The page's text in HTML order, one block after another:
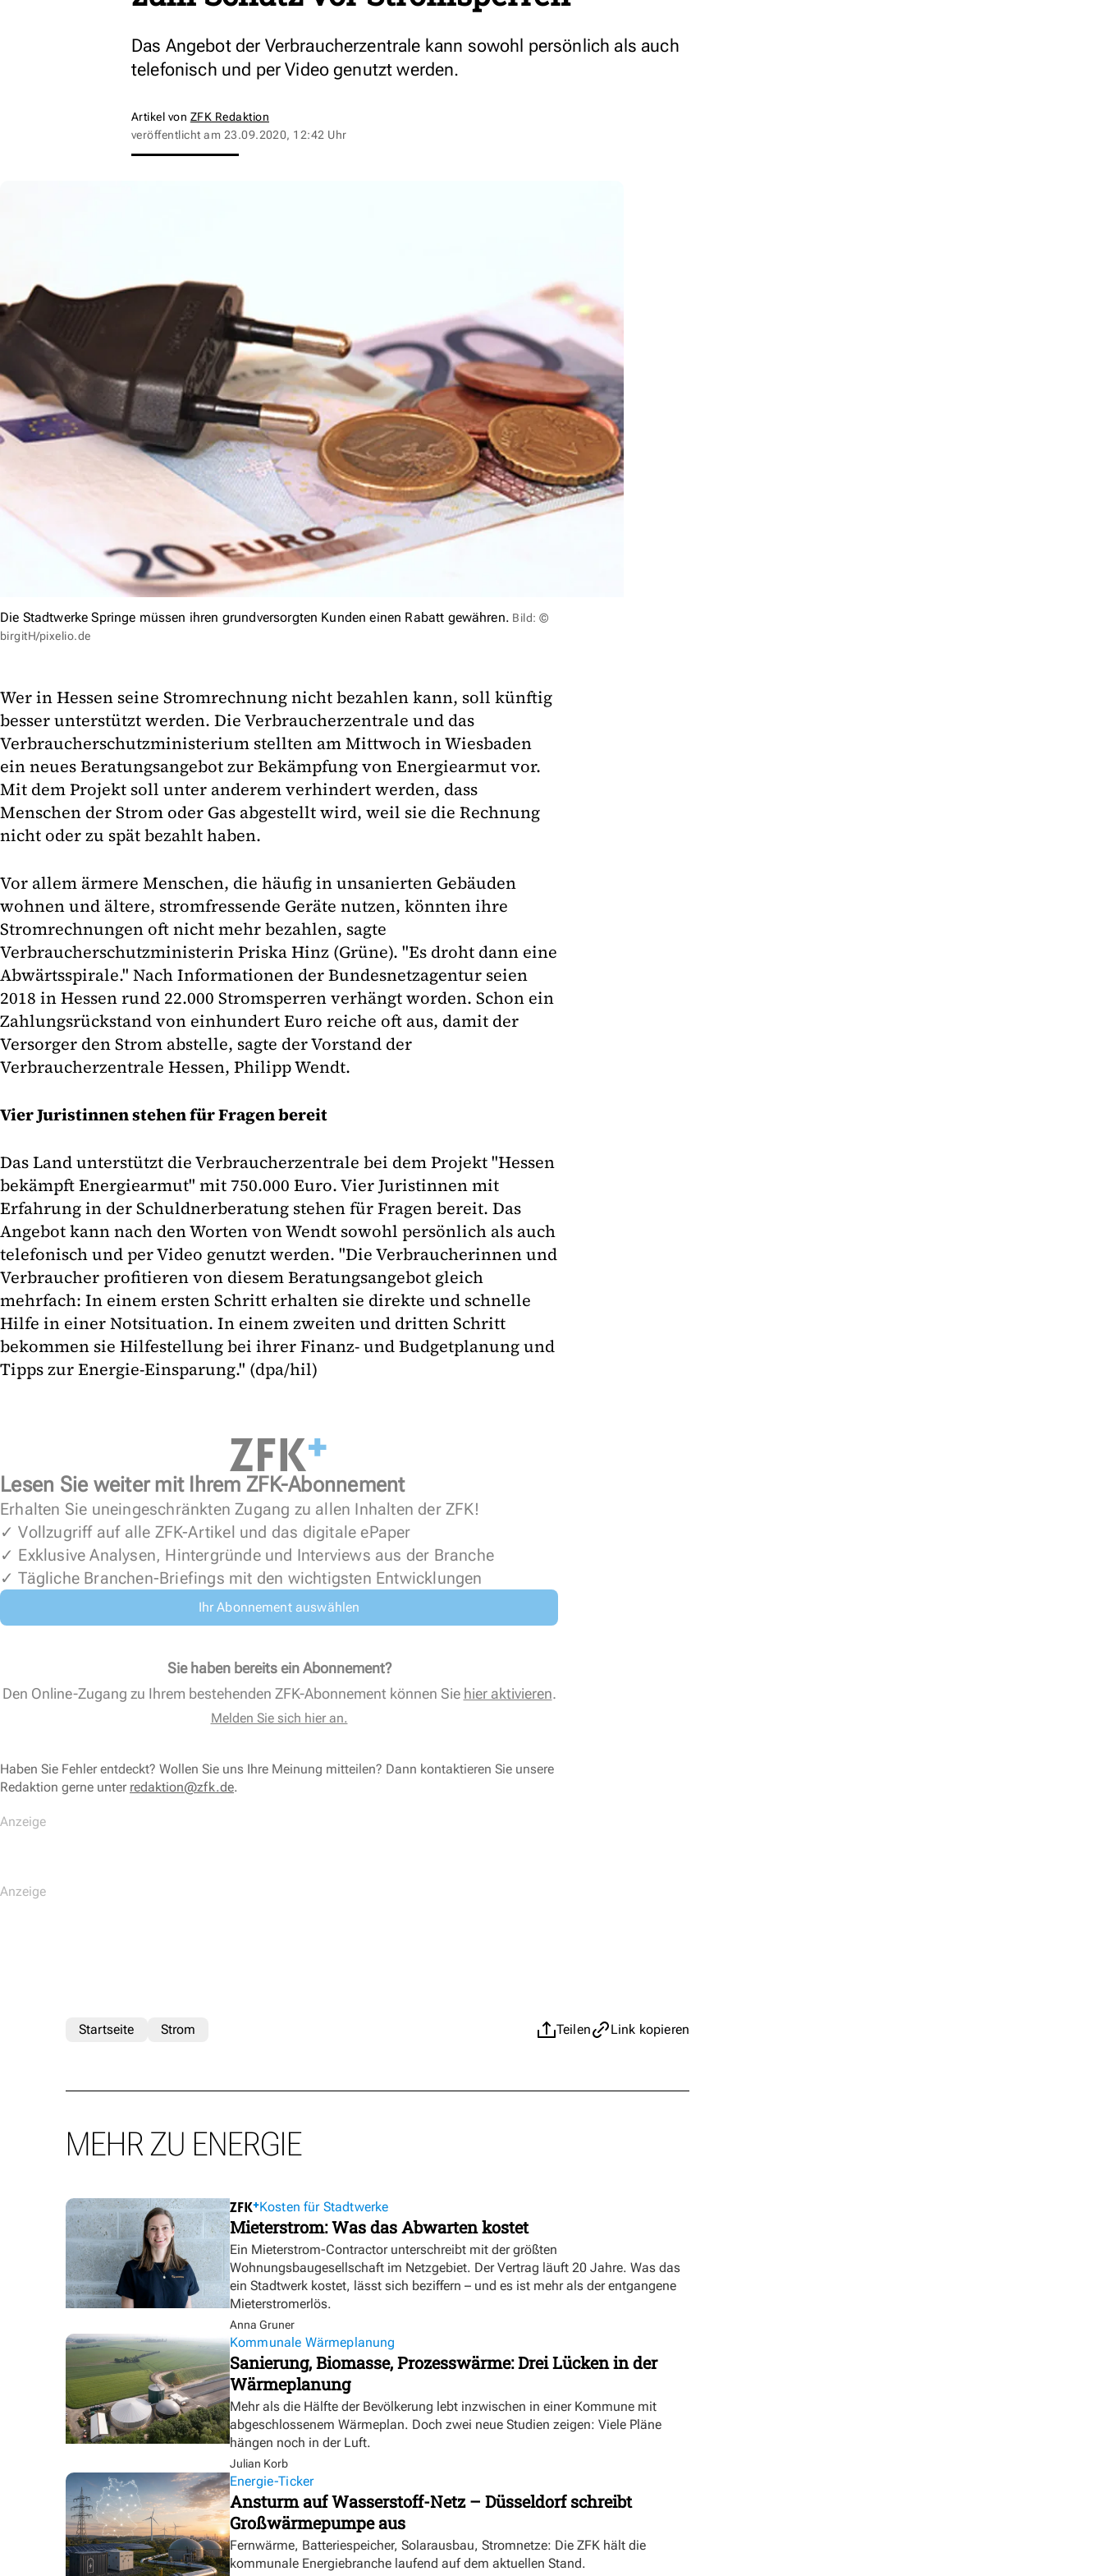
Das Angebot der Verbraucherzentrale kann sowohl persönlich als auch
telefonisch und per Video genutzt werden.
Artikel von ZFK Redaktion
veröffentlicht am 23.09.2020, 12:42 Uhr
Die Stadtwerke Springe müssen ihren grundversorgten Kunden einen Rabatt gewähren. Bild: ©
birgitH/pixelio.de
Wer in Hessen seine Stromrechnung nicht bezahlen kann, soll künftig
besser unterstützt werden. Die Verbraucherzentrale und das
Verbraucherschutzministerium stellten am Mittwoch in Wiesbaden
ein neues Beratungsangebot zur Bekämpfung von Energiearmut vor.
Mit dem Projekt soll unter anderem verhindert werden, dass
Menschen der Strom oder Gas abgestellt wird, weil sie die Rechnung
nicht oder zu spät bezahlt haben.
Vor allem ärmere Menschen, die häufig in unsanierten Gebäuden
wohnen und ältere, stromfressende Geräte nutzen, könnten ihre
Stromrechnungen oft nicht mehr bezahlen, sagte
Verbraucherschutzministerin Priska Hinz (Grüne). "Es droht dann eine
Abwärtsspirale." Nach Informationen der Bundesnetzagentur seien
2018 in Hessen rund 22.000 Stromsperren verhängt worden. Schon ein
Zahlungsrückstand von einhundert Euro reiche oft aus, damit der
Versorger den Strom abstelle, sagte der Vorstand der
Verbraucherzentrale Hessen, Philipp Wendt.
Vier Juristinnen stehen für Fragen bereit
Das Land unterstützt die Verbraucherzentrale bei dem Projekt "Hessen
bekämpft Energiearmut" mit 750.000 Euro. Vier Juristinnen mit
Erfahrung in der Schuldnerberatung stehen für Fragen bereit. Das
Angebot kann nach den Worten von Wendt sowohl persönlich als auch
telefonisch und per Video genutzt werden. "Die Verbraucherinnen und
Verbraucher profitieren von diesem Beratungsangebot gleich
mehrfach: In einem ersten Schritt erhalten sie direkte und schnelle
Hilfe in einer Notsituation. In einem zweiten und dritten Schritt
bekommen sie Hilfestellung bei ihrer Finanz- und Budgetplanung und
Tipps zur Energie-Einsparung." (dpa/hil)
Lesen Sie weiter mit Ihrem ZFK-Abonnement
Erhalten Sie uneingeschränkten Zugang zu allen Inhalten der ZFK!
✓ Vollzugriff auf alle ZFK-Artikel und das digitale ePaper
✓ Exklusive Analysen, Hintergründe und Interviews aus der Branche
✓ Tägliche Branchen-Briefings mit den wichtigsten Entwicklungen
Ihr Abonnement auswählen
Sie haben bereits ein Abonnement?
Den Online-Zugang zu Ihrem bestehenden ZFK-Abonnement können Sie hier aktivieren.
Melden Sie sich hier an.
Haben Sie Fehler entdeckt? Wollen Sie uns Ihre Meinung mitteilen? Dann kontaktieren Sie unsere
Redaktion gerne unter redaktion@zfk.de.
Teilen Link kopieren
Startseite Strom
MEHR ZU ENERGIE
Kosten für Stadtwerke
Mieterstrom: Was das Abwarten kostet
Ein Mieterstrom-Contractor unterschreibt mit der größten
Wohnungsbaugesellschaft im Netzgebiet. Der Vertrag läuft 20 Jahre. Was das
ein Stadtwerk kostet, lässt sich beziffern – und es ist mehr als der entgangene
Mieterstromerlös.
Anna Gruner
Kommunale Wärmeplanung
Sanierung, Biomasse, Prozesswärme: Drei Lücken in der
Wärmeplanung
Mehr als die Hälfte der Bevölkerung lebt inzwischen in einer Kommune mit
abgeschlossenem Wärmeplan. Doch zwei neue Studien zeigen: Viele Pläne
hängen noch in der Luft.
Julian Korb
Energie-Ticker
Ansturm auf Wasserstoff-Netz – Düsseldorf schreibt
Großwärmepumpe aus
Fernwärme, Batteriespeicher, Solarausbau, Stromnetze: Die ZFK hält die
kommunale Energiebranche laufend auf dem aktuellen Stand.